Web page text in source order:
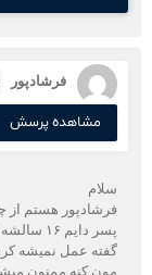
فرشادپور
مشاهده پرسش
سلام
فرشادپور هستم از
پسر
گفته عمل نمیشه
مون کنه ممنون